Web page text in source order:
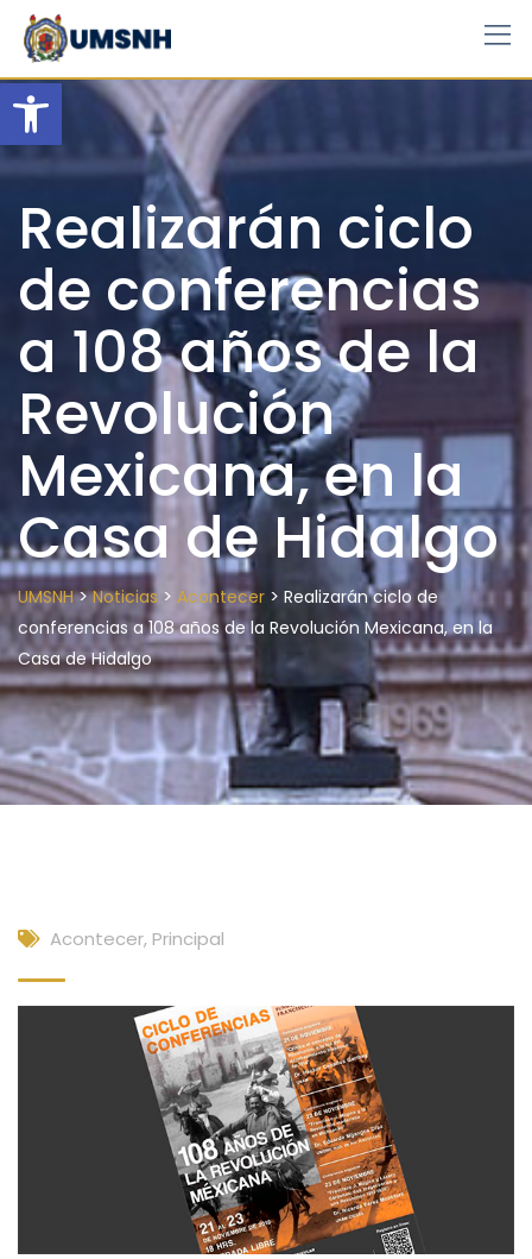
Open toolbar
Skip
content
Realizarán ciclo
de conferencias
a 108 años de la
Revolución
Mexicana, en la
Casa de Hidalgo
UMSNH>Noticias > Acontecer > Realizarán ciclo de
conferencias a 108 años de la Revolución Mexicana, en la
Casa de Hidalgo
Acontecer, Principal